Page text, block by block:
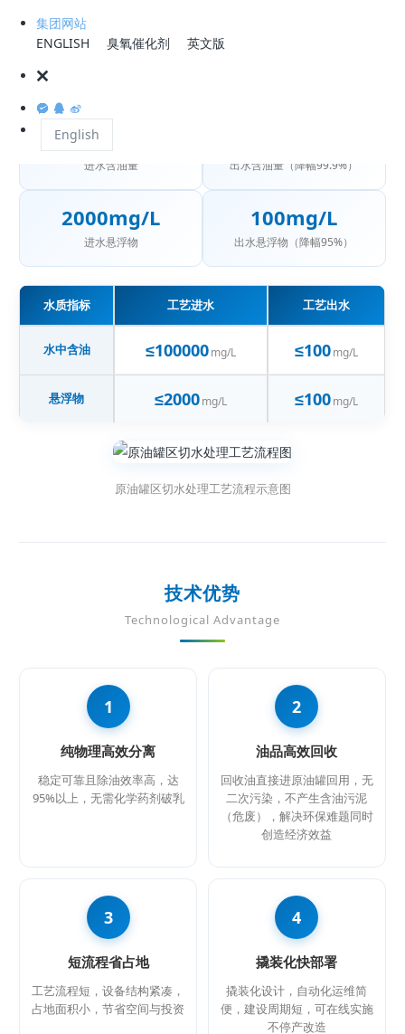
集团网站
ENGLISH
臭氧催化剂 英文版
English
核心技术路线
离，回收油品直接回用，无二次污染，切水达标排放。
100000mg/L
进水含油量 出水含油量（降幅99.9%）
2000mg/L
进水悬浮物
100mg/L
出水悬浮物（降幅95%）
水质指标 工艺进水 工艺出水
水中含油 ≤100000mg/L ≤100mg/L
悬浮物 ≤2000mg/L ≤100mg/L
原油罐区切水处理工艺流程示意图
技术优势
Technological Advantage
1
纯物理高效分离
稳定可靠且除油效率高，达
95%以上，无需化学药剂破乳
2
油品高效回收
回收油直接进原油罐回用，无
二次污染，不产生含油污泥
（危废），解决环保难题同时
创造经济效益
3
短流程省占地
工艺流程短，设备结构紧凑，
占地面积小，节省空间与投资
4
撬装化快部署
撬装化设计，自动化运维简
便，建设周期短，可在线实施
不停产改造